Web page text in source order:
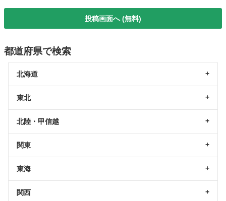
投稿画面へ (無料)
都道府県で検索
北海道
東北
北陸・甲信越
関東
東海
関西